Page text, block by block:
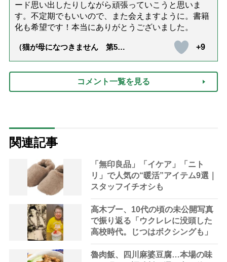
ード思い出したりしながら頑張っていこうと思いま
す。不定期でもいいので、また会えますように。書籍
化も希望です！本当にありがとうございました。
（猫が母になつきません 第500
+9
コメント一覧を見る
関連記事
「無印良品」「イケア」「ニト
リ」で人気の“暖活”アイテム9選｜
スタッフイチオシも
高木ブー、10代の頃の未公開写真
で振り返る「ウクレレに没頭した
高校時代。じつはボクシングも」
魯肉飯、四川麻婆豆腐…本場の味